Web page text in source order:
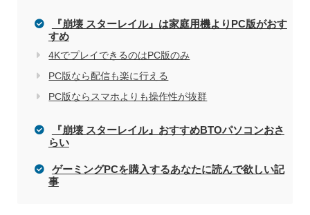
『崩壊 スターレイル』は家庭用機よりPC版がおす
すめ
4KでプレイできるのはPC版のみ
PC版なら配信も楽に行える
PC版ならスマホよりも操作性が抜群
『崩壊 スターレイル』おすすめBTOパソコンおさ
らい
ゲーミングPCを購入するあなたに読んで欲しい記
事